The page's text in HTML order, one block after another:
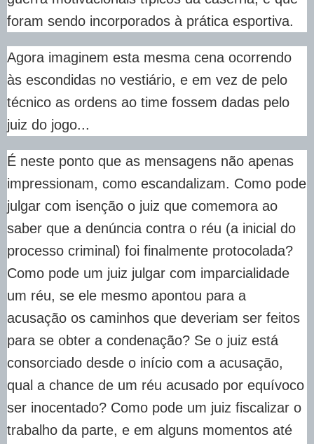
foram sendo incorporados à prática esportiva.
Agora imaginem esta mesma cena ocorrendo
às escondidas no vestiário, e em vez de pelo
técnico as ordens ao time fossem dadas pelo
juiz do jogo...
É neste ponto que as mensagens não apenas
impressionam, como escandalizam. Como pode
julgar com isenção o juiz que comemora ao
saber que a denúncia contra o réu (a inicial do
processo criminal) foi finalmente protocolada?
Como pode um juiz julgar com imparcialidade
um réu, se ele mesmo apontou para a
acusação os caminhos que deveriam ser feitos
para se obter a condenação? Se o juiz está
consorciado desde o início com a acusação,
qual a chance de um réu acusado por equívoco
ser inocentado? Como pode um juiz fiscalizar o
trabalho da parte, e em alguns momentos até